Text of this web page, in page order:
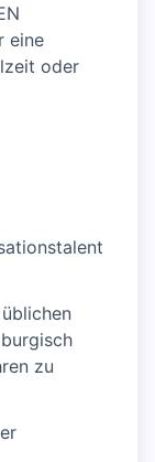
eine
oder
zu